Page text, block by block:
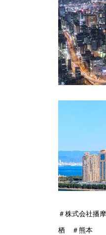
＃株式会社
栖 ＃熊本